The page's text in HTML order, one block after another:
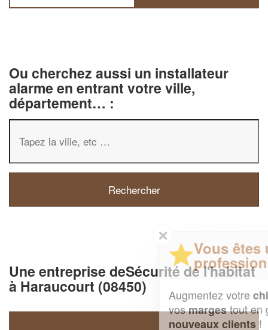
Ou cherchez aussi un installateur
alarme en entrant votre ville,
département… :
Une entreprise deSécurité de l'habitat
à Haraucourt (08450)
Vous êtes un
professionnel ?
Augmentez votre chiffre d'affaireset
vosmargestout en gagnant de